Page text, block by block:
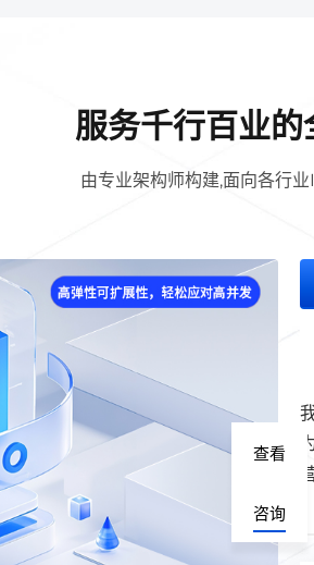
服务千行百业
由专业架构师构建,面向各行
查看
咨询